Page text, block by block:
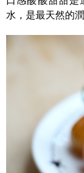
水，是最天然的